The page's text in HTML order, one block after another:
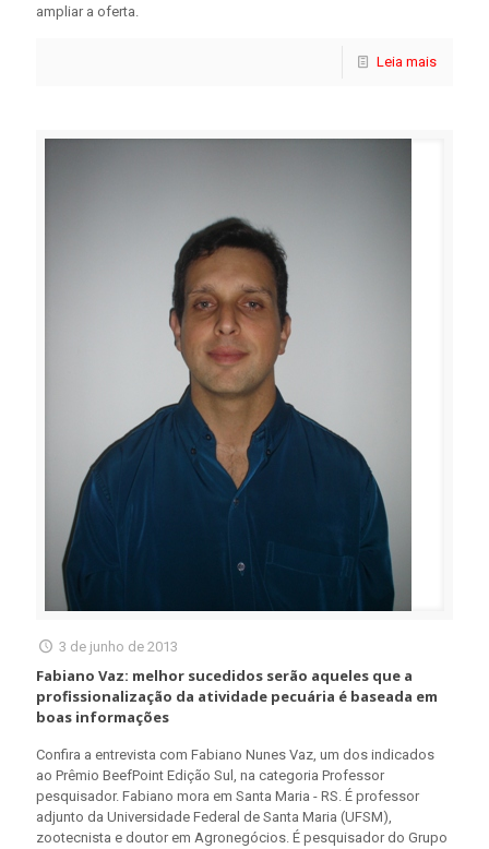
ampliar a oferta.
Leia mais
3 de junho de 2013
Fabiano Vaz: melhor sucedidos serão aqueles que a
profissionalização da atividade pecuária é baseada em
boas informações
Confira a entrevista com Fabiano Nunes Vaz, um dos indicados
ao Prêmio BeefPoint Edição Sul, na categoria Professor
pesquisador. Fabiano mora em Santa Maria - RS. É professor
adjunto da Universidade Federal de Santa Maria (UFSM),
zootecnista e doutor em Agronegócios. É pesquisador do Grupo